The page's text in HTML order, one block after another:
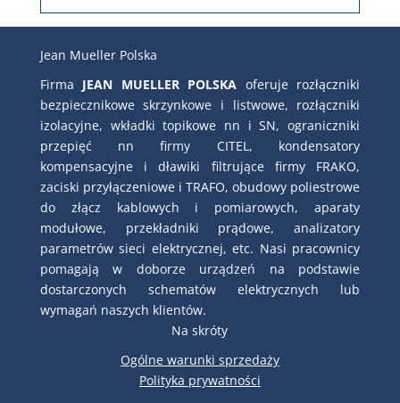
Jean Mueller Polska
Firma JEAN MUELLER POLSKA oferuje rozłączniki
bezpiecznikowe skrzynkowe i listwowe, rozłączniki
izolacyjne, wkładki topikowe nn i SN, ograniczniki
przepięć nn firmy CITEL, kondensatory
kompensacyjne i dławiki filtrujące firmy FRAKO,
zaciski przyłączeniowe i TRAFO, obudowy poliestrowe
do złącz kablowych i pomiarowych, aparaty
modułowe, przekładniki prądowe, analizatory
parametrów sieci elektrycznej, etc. Nasi pracownicy
pomagają w doborze urządzeń na podstawie
dostarczonych schematów elektrycznych lub
wymagań naszych klientów.
Na skróty
Ogólne warunki sprzedaży
Polityka prywatności